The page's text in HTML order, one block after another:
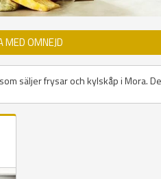
MED OMNEJD
säljer frysar och kylskåp i Mora.